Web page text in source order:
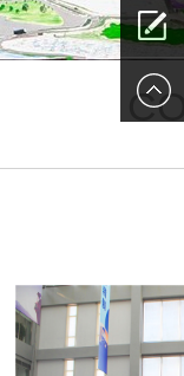
QQ客服
留言报